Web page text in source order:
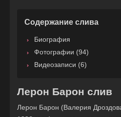
Содержание слива
Биография
Фотографии (94)
Видеозаписи (6)
Лерон Барон слив
Лерон Барон (Валерия